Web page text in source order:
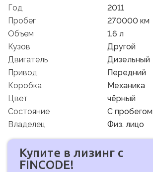
Год
2011
Пробег
270000 км
Объем
1.6 л
Кузов
Другой
Двигатель
Дизельный
Привод
Передний
Коробка
Механика
Цвет
чёрный
Состояние
C пробегом
Владелец
Физ. лицо
Купите в лизинг с
FINCODE!